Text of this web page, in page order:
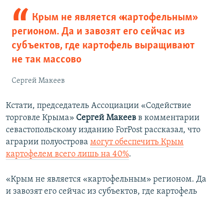
Крым не является «картофельным»
регионом. Да и завозят его сейчас из
субъектов, где картофель выращивают
не так массово
Сергей Макеев
Кстати, председатель Ассоциации «Содействие
торговле Крыма» Сергей Макеев в комментарии
севастопольскому изданию ForPost рассказал, что
аграрии полуострова могут обеспечить Крым
картофелем всего лишь на 40%.
«Крым не является «картофельным» регионом. Да
и завозят его сейчас из субъектов, где картофель